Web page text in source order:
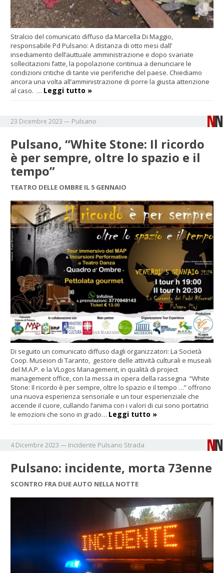
Stralcio del comunicato diffuso da Marcella Di Maggio,
responsabile Pd Pulsano: A distanza di otto mesi dall’
insediamento dell’auttuale amministrazione e dopo svariate
sollecitazioni fatte, la popolazione continua a denunciare le
condizioni critiche di tante vie periferiche del paese. Chiediamo
ancora una volta all’amministrazione di porre la giusta attenzione
al caso. … Leggi tutto »
23 Dicembre 2023 — Pulsano
Pulsano, “White Stone: Il ricordo
è per sempre, oltre lo spazio e il
tempo”
TEATRO DELLE OMBRE IL 5 GENNAIO
Di seguito un comunicato diffuso dagli organizzatori: La Società
Coop. Museion di Taranto, gestore delle attività culturali e museali
del M.A.P. e la VLogos Management, in qualità di project
management office, con la messa in opera della rassegna “White
Stone: Il ricordo è per sempre, oltre lo spazio e il tempo …” offrono
una nuova esperienza sensoriale e un tour esperienziale che
accende il cuore, cullando l’anima con i valori di cui sono portatrici
le emozioni che sono in grado… Leggi tutto »
4 Dicembre 2023 — Incidente Pulsano Strada
Pulsano: incidente, morta 73enne
SCONTRO FRA DUE AUTO NELLA NOTTE